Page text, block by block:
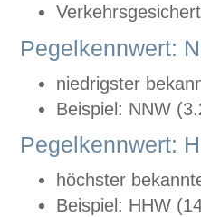
Pegelkennwert:
niedrigster
Beispiel: NNW
Pegelkennwert:
höchster
Beispiel: HHW